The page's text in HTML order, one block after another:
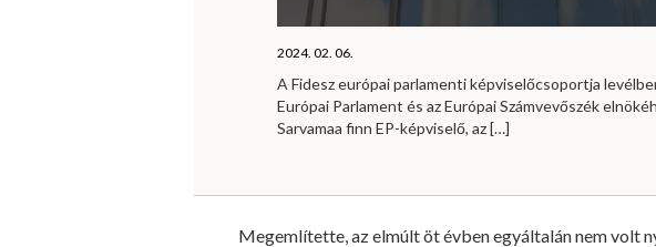
2024. 02. 06.
A Fidesz európai parlamenti képviselőcsoportja
Európai Parlament és az Európai Számvevőszék
Sarvamaa finn EP-képviselő, az[…]
Megemlítette, az elmúlt öt évben egyáltalán nem volt